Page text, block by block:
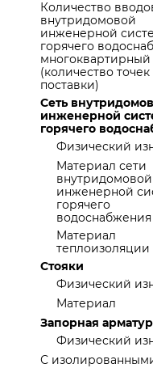
Количество
внутридомовой
инженерной
горячего
(количество точек
поставки)
Сеть
инженерной
горячего
Физический
Материал сети
внутридомовой
инженерной
горячего
водоснабжения
Материал
теплоизоляции
Стояки
Физический
Материал
Запорная
Физический
С